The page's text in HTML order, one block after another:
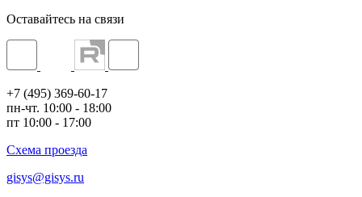
Оставайтесь на связи
+7 (495) 369-60-17
пн-чт. 10:00 - 18:00
пт 10:00 - 17:00
Схема проезда
gisys@gisys.ru